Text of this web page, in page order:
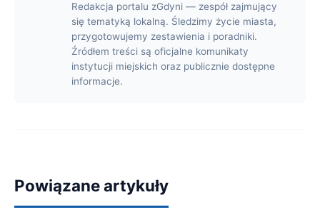
Redakcja portalu zGdyni — zespół zajmujący
się tematyką lokalną. Śledzimy życie miasta,
przygotowujemy zestawienia i poradniki.
Źródłem treści są oficjalne komunikaty
instytucji miejskich oraz publicznie dostępne
informacje.
Powiązane artykuły